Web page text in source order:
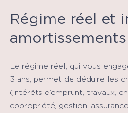
Régime réel et
amortissements
Le régime réel, qui vous
3 ans, permet de déduire les
(intérêts d’emprunt, travaux,
copropriété, gestion,